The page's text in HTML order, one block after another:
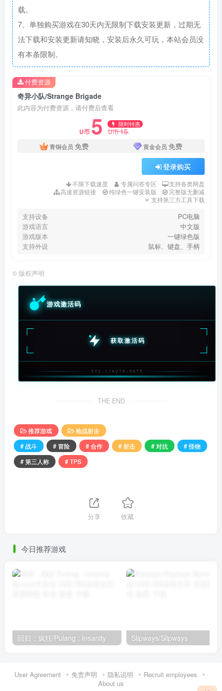
载。
7、单独购买游戏在30天内无限制下载安装更新，过期无
法下载和安装更新请知晓，安装后永久可玩，本站会员没
有本条限制。
奇异小队/Strange Brigade
此内容为付费资源，请付费后查看
U币 5 限时特惠
U币15
青铜会员 免费 黄金会员 免费
登录购买
不限下载速度 专属问答专区
支持各类网盘
高速资源链接
纯绿色一键安装版
完整版无删减
支持第三方工具下载
支持设备
PC电脑
游戏语言
中文版
游戏版本
一键绿色版
支持外设
鼠标、键盘、手柄
付费资源
© 版权声明
游戏激活码
获取激活码
SYS://AUTH.GATE
THE END
推荐游戏
枪战射击
# 战斗
# 冒险 # 合作 # 射击 # 对抗
# 怪物
# 第三人称
# TPS
分享 收藏
今日推荐游戏
回归：疯狂/Pulang : Insanity Slipways/Slipways
User Agreement 免责声明 隐私说明
Recruit employees
About us